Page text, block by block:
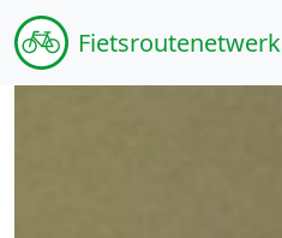
Fietsroutenetwerk